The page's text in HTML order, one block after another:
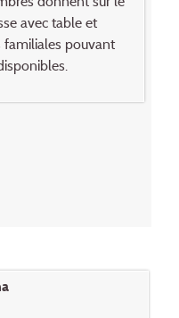
avec table et
familiales pouvant